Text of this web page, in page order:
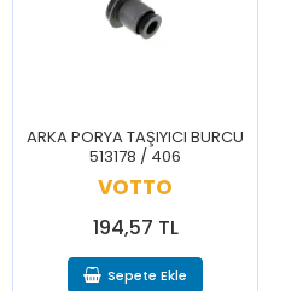
ARKA PORYA TAŞIYICI BURCU
513178 / 406
VOTTO
194,57 TL
Sepete Ekle